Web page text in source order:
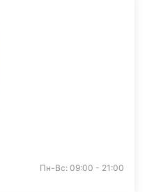
Пн-Вс: 09:00 - 21:00